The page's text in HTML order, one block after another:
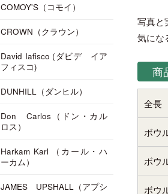
写真と
気にな
商
全長
ボウ
ボウ
ボウ
COMOY'S（コモイ）
CROWN（クラウン）
David Iafisco (ダビデ イア
フィスコ)
DUNHILL（ダンヒル）
Don Carlos（ドン・カル
ロス）
Harkam Karl （カール・ハ
ーカム）
JAMES UPSHALL（アプシ